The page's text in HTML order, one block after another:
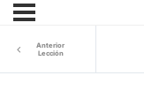
Anterior
Lección